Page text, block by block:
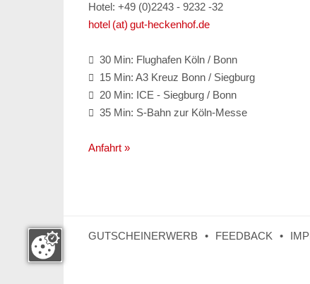
Hotel: +49 (0)2243 - 9232 -32
hotel (at) gut-heckenhof.de
 30 Min: Flughafen Köln / Bonn
 15 Min: A3 Kreuz Bonn / Siegburg
 20 Min: ICE - Siegburg / Bonn
 35 Min: S-Bahn zur Köln-Messe
Anfahrt »
GUTSCHEINERWERB FEEDBACK